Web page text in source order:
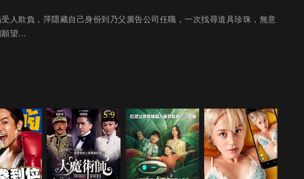
人欺負，萍隱藏自己身份到乃父廣告公司任職，一次找尋道具珍珠，無意
願望…
5.9